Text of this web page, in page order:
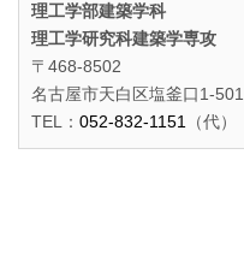
理工学部建築学科
理工学研究科建築学専攻
〒468-8502
名古屋市天白区塩釜口1-501
TEL： 052-832-1151 （代）